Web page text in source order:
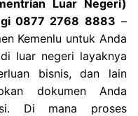
Luar Negeri)
0877 2768 8883 –
Kemenlu untuk Anda
luar negeri layaknya
bisnis, dan lain
dokumen Anda
Di mana proses